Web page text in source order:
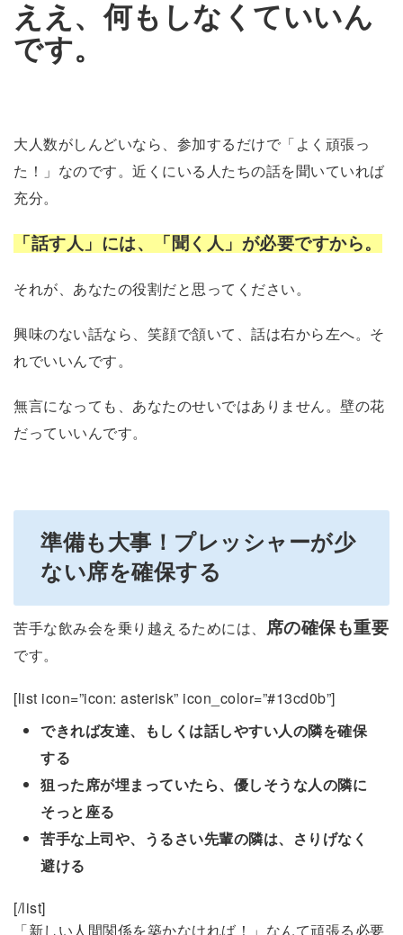
ええ、何もしなくていいん
です。
大人数がしんどいなら、参加するだけで「よく頑張っ
た！」なのです。 近くにいる人たちの話を聞いていれば
充分。
「話す人」には、「聞く人」が必要ですから。
それが、あなたの役割だと思ってください。
興味のない話なら、笑顔で頷いて、話は右から左へ。そ
れでいいんです。
無言になっても、あなたのせいではありません。壁の花
だっていいんです。
準備も大事！プレッシャーが少
ない席を確保する
苦手な飲み会を乗り越えるためには、 席の確保も重要
です。
[list icon=”icon: asterisk” icon_color=”#13cd0b”]
できれば友達、もしくは話しやすい人の隣を確保
する
狙った席が埋まっていたら、優しそうな人の隣に
そっと座る
苦手な上司や、うるさい先輩の隣は、さりげなく
避ける
[/list]
「新しい人間関係を築かなければ！」なんて頑張る必要